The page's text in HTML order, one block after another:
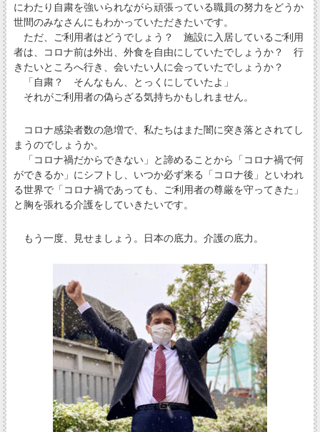
にわたり自粛を強いられながら頑張っている職員の努力をどうか
世間のみなさんにもわかっていただきたいです。
ただ、ご利用者はどうでしょう？ 施設に入居しているご利用
者は、コロナ前は外出、外食を自由にしていたでしょうか？ 行
きたいところへ行き、会いたい人に会っていたでしょうか？
「自粛？ そんなもん、とっくにしていたよ」
それがご利用者の偽らざる気持ちかもしれません。
コロナ感染者数の急増で、私たちはまた闇に突き落とされてし
まうのでしょうか。
「コロナ禍だからできない」と諦めることから「コロナ禍で何
ができるか」にシフトし、いつか必ず来る「コロナ後」といわれ
る世界で「コロナ禍であっても、ご利用者の尊厳を守ってきた」
と胸を張れる介護をしていきたいです。
もう一度、見せましょう。日本の底力。介護の底力。